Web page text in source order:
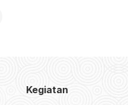
Kegiatan